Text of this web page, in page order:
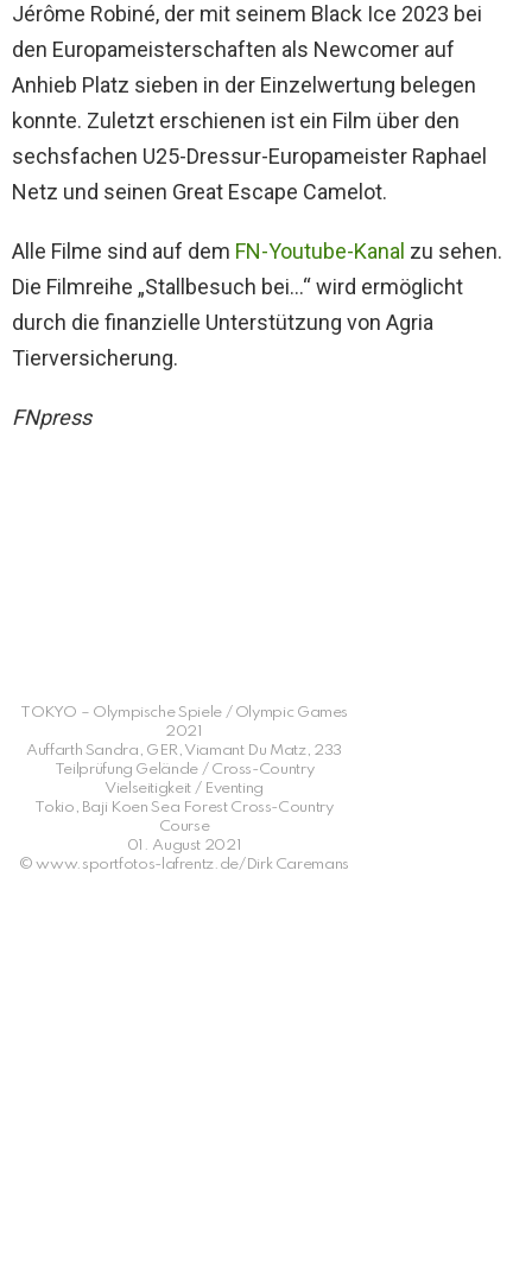
Jérôme Robiné, der mit seinem Black Ice 2023 bei
den Europameisterschaften als Newcomer auf
Anhieb Platz sieben in der Einzelwertung belegen
konnte. Zuletzt erschienen ist ein Film über den
sechsfachen U25-Dressur-Europameister Raphael
Netz und seinen Great Escape Camelot.
Alle Filme sind auf dem FN-Youtube-Kanal zu sehen.
Die Filmreihe „Stallbesuch bei…“ wird ermöglicht
durch die finanzielle Unterstützung von Agria
Tierversicherung.
FNpress
TOKYO – Olympische Spiele / Olympic Games
2021
Auffarth Sandra, GER, Viamant Du Matz, 233
Teilprüfung Gelände / Cross-Country
Vielseitigkeit / Eventing
Tokio, Baji Koen Sea Forest Cross-Country
Course
01. August 2021
© www.sportfotos-lafrentz.de/Dirk Caremans